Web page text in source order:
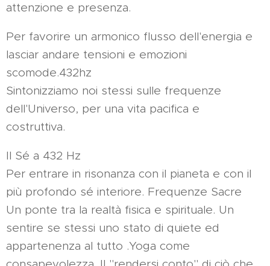
attenzione e presenza.
Per favorire un armonico flusso dell'energia e
lasciar andare tensioni e emozioni
scomode.432hz
Sintonizziamo noi stessi sulle frequenze
dell'Universo, per una vita pacifica e
costruttiva.
Il Sé a 432 Hz
Per entrare in risonanza con il pianeta e con il
più profondo sé interiore. Frequenze Sacre
Un ponte tra la realtà fisica e spirituale. Un
sentire se stessi uno stato di quiete ed
appartenenza al tutto .Yoga come